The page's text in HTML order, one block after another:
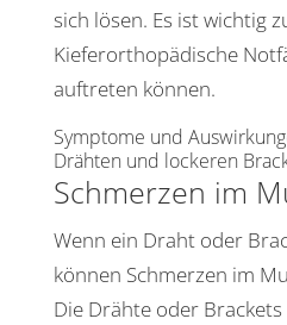
sich lösen. Es ist wichtig
Kiefer­or­tho­pä­di­sche
auftreten können.
Symptome und
Drähten und lockeren
Schmerzen im
Wenn ein Draht oder
können Schmerzen im
Die Drähte oder